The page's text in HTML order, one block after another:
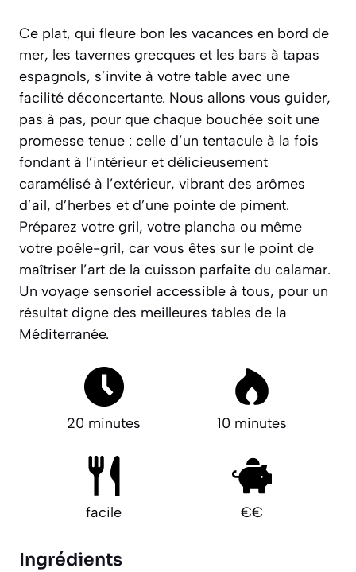
Ce plat, qui fleure bon les vacances en bord de
mer, les tavernes grecques et les bars à tapas
espagnols, s’invite à votre table avec une
facilité déconcertante. Nous allons vous guider,
pas à pas, pour que chaque bouchée soit une
promesse tenue : celle d’un tentacule à la fois
fondant à l’intérieur et délicieusement
caramélisé à l’extérieur, vibrant des arômes
d’ail, d’herbes et d’une pointe de piment.
Préparez votre gril, votre plancha ou même
votre poêle-gril, car vous êtes sur le point de
maîtriser l’art de la cuisson parfaite du calamar.
Un voyage sensoriel accessible à tous, pour un
résultat digne des meilleures tables de la
Méditerranée.
20 minutes 10 minutes
facile €€
Ingrédients